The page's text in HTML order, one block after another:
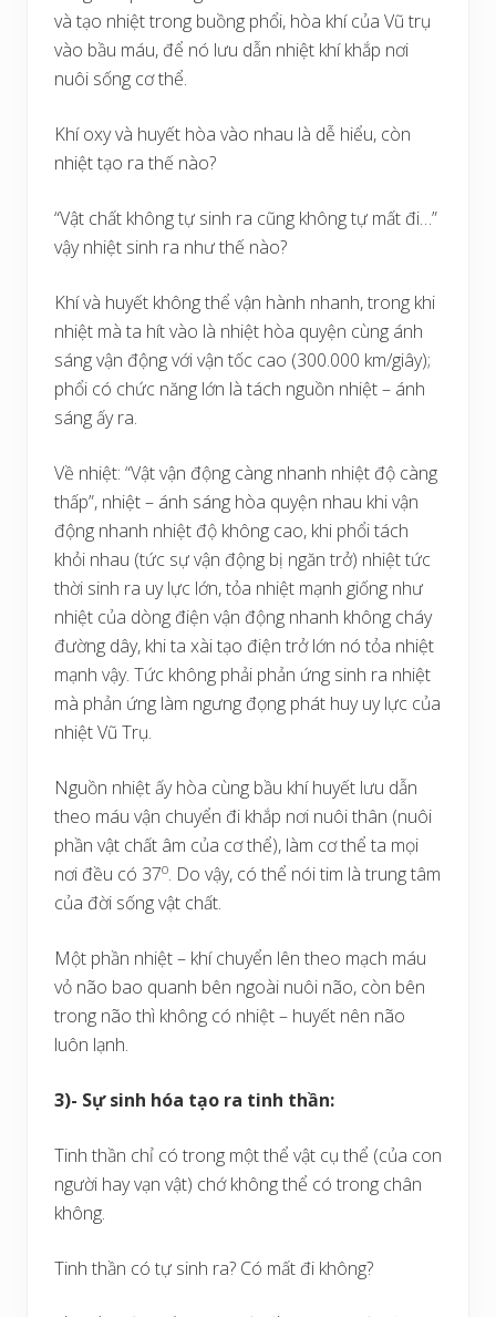
và tạo nhiệt trong buồng phổi, hòa khí của Vũ trụ
vào bầu máu, để nó lưu dẫn nhiệt khí khắp nơi
nuôi sống cơ thể.
Khí oxy và huyết hòa vào nhau là dễ hiểu, còn
nhiệt tạo ra thế nào?
“Vật chất không tự sinh ra cũng không tự mất đi…”
vậy nhiệt sinh ra như thế nào?
Khí và huyết không thể vận hành nhanh, trong khi
nhiệt mà ta hít vào là nhiệt hòa quyện cùng ánh
sáng vận động với vận tốc cao (300.000 km/giây);
phổi có chức năng lớn là tách nguồn nhiệt – ánh
sáng ấy ra.
Về nhiệt: “Vật vận động càng nhanh nhiệt độ càng
thấp”, nhiệt – ánh sáng hòa quyện nhau khi vận
động nhanh nhiệt độ không cao, khi phổi tách
khỏi nhau (tức sự vận động bị ngăn trở) nhiệt tức
thời sinh ra uy lực lớn, tỏa nhiệt mạnh giống như
nhiệt của dòng điện vận động nhanh không cháy
đường dây, khi ta xài tạo điện trở lớn nó tỏa nhiệt
mạnh vậy. Tức không phải phản ứng sinh ra nhiệt
mà phản ứng làm ngưng đọng phát huy uy lực của
nhiệt Vũ Trụ.
Nguồn nhiệt ấy hòa cùng bầu khí huyết lưu dẫn
theo máu vận chuyển đi khắp nơi nuôi thân (nuôi
phần vật chất âm của cơ thể), làm cơ thể ta mọi
nơi đều có 37o. Do vậy, có thể nói tim là trung tâm
của đời sống vật chất.
Một phần nhiệt – khí chuyển lên theo mạch máu
vỏ não bao quanh bên ngoài nuôi não, còn bên
trong não thì không có nhiệt – huyết nên não
luôn lạnh.
3)- Sự sinh hóa tạo ra tinh thần:
Tinh thần chỉ có trong một thể vật cụ thể (của con
người hay vạn vật) chớ không thể có trong chân
không.
Tinh thần có tự sinh ra? Có mất đi không?